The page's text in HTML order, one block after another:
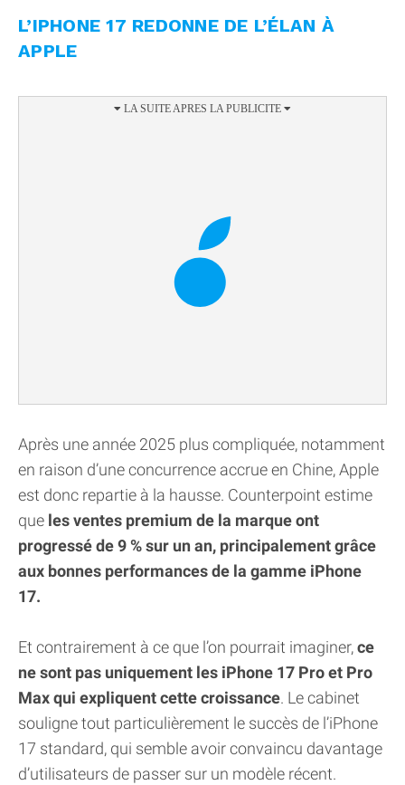
L’IPHONE 17 REDONNE DE L’ÉLAN À
APPLE
Après une année 2025 plus compliquée, notamment
en raison d’une concurrence accrue en Chine, Apple
est donc repartie à la hausse. Counterpoint estime
que les ventes premium de la marque ont
progressé de 9 % sur un an, principalement grâce
aux bonnes performances de la gamme iPhone
17.
Et contrairement à ce que l’on pourrait imaginer,ce
ne sont pas uniquement les iPhone 17 Pro et Pro
Max qui expliquent cette croissance. Le cabinet
souligne tout particulièrement le succès de l’iPhone
17 standard, qui semble avoir convaincu davantage
d’utilisateurs de passer sur un modèle récent.